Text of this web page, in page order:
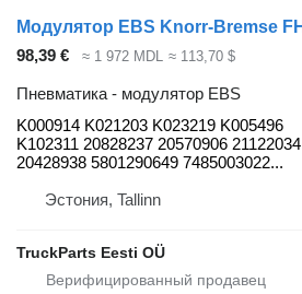
98,39 € ≈ 1 972 MDL ≈ 113,70 $
Пневматика - модулятор EBS
K000914 K021203 K023219 K005496
K102311 20828237 20570906 21122034
20428938 5801290649 7485003022...
Эстония, Tallinn
TruckParts Eesti OÜ